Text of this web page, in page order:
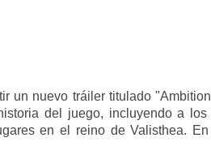
un nuevo tráiler titulado
del juego, incluyendo a
en el reino de Valisthea.